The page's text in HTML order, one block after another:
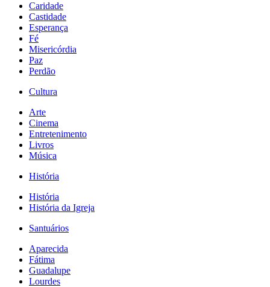
Caridade
Castidade
Esperança
Fé
Misericórdia
Paz
Perdão
Cultura
Arte
Cinema
Entretenimento
Livros
Música
História
História
História da Igreja
Santuários
Aparecida
Fátima
Guadalupe
Lourdes